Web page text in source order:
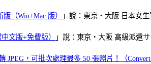
（Win+Mac 版） 」說：東京・大阪 日本女生
文版+免費版） 」說：東京・大阪 高級派遣
JPEG，可批次處理最多 50 張照片！（Convert